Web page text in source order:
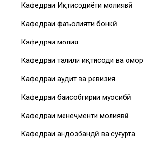
Кафедраи Иқтисодиёти молиявӣ
Кафедраи фаъолияти бонкӣ
Кафедраи молия
Кафедраи таҳлили иқтисоди ва омор
Кафедраи аудит ва ревизия
Кафедраи баҳисобгирии муҳосибӣ
Кафедраи менеҷменти молиявӣ
Кафедраи андозбандӣ ва суғурта